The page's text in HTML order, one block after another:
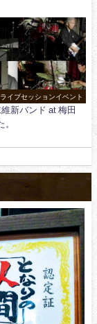
ライブセッションイベント
新バンド at 梅田
。